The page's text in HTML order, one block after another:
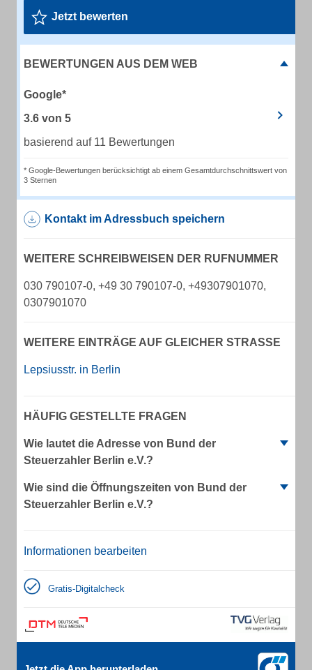
Jetzt bewerten
BEWERTUNGEN AUS DEM WEB
Google*
3.6 von 5
basierend auf 11 Bewertungen
* Google-Bewertungen berücksichtigt ab einem Gesamtdurchschnittswert von
3 Sternen
Kontakt im Adressbuch speichern
WEITERE SCHREIBWEISEN DER RUFNUMMER
030 790107-0, +49 30 790107-0, +49307901070,
0307901070
WEITERE EINTRÄGE AUF GLEICHER STRASSE
Lepsiusstr. in Berlin
HÄUFIG GESTELLTE FRAGEN
Wie lautet die Adresse von Bund der
Steuerzahler Berlin e.V.?
Wie sind die Öffnungszeiten von Bund der
Steuerzahler Berlin e.V.?
Informationen bearbeiten
Gratis-Digitalcheck